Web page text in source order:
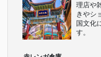
理店や
きやシ
国文化
す。